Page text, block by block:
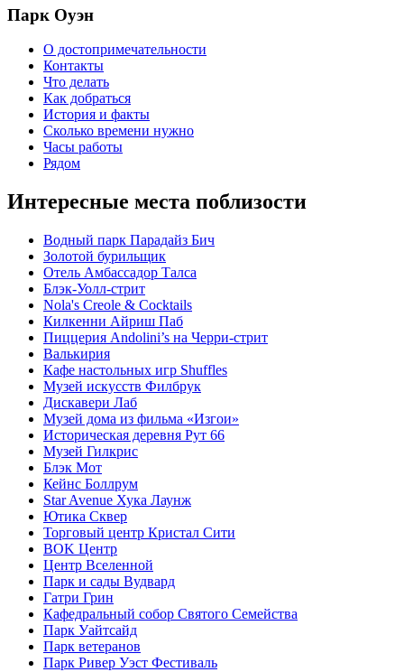
Парк Оуэн
О достопримечательности
Контакты
Что делать
Как добраться
История и факты
Сколько времени нужно
Часы работы
Рядом
Интересные места поблизости
Водный парк Парадайз Бич
Золотой бурильщик
Отель Амбассадор Талса
Блэк-Уолл-стрит
Nola's Creole & Cocktails
Килкенни Айриш Паб
Пиццерия Andolini’s на Черри-стрит
Валькирия
Кафе настольных игр Shuffles
Музей искусств Филбрук
Дискавери Лаб
Музей дома из фильма «Изгои»
Историческая деревня Рут 66
Музей Гилкрис
Блэк Мот
Кейнс Боллрум
Star Avenue Хука Лаунж
Ютика Сквер
Торговый центр Кристал Сити
BOK Центр
Центр Вселенной
Парк и сады Вудвард
Гатри Грин
Кафедральный собор Святого Семейства
Парк Уайтсайд
Парк ветеранов
Парк Ривер Уэст Фестиваль